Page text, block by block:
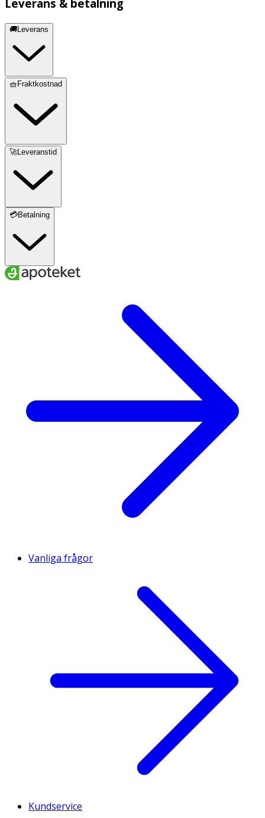
Leverans & betalning
🚚Leverans
🧺Fraktkostnad
🚀Leveranstid
💳Betalning
Vanliga frågor
Kundservice